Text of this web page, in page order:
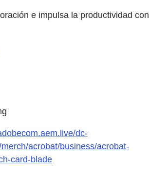
e impulsa la productividad con
dc-
acrobat/business/acrobat-
card-blade